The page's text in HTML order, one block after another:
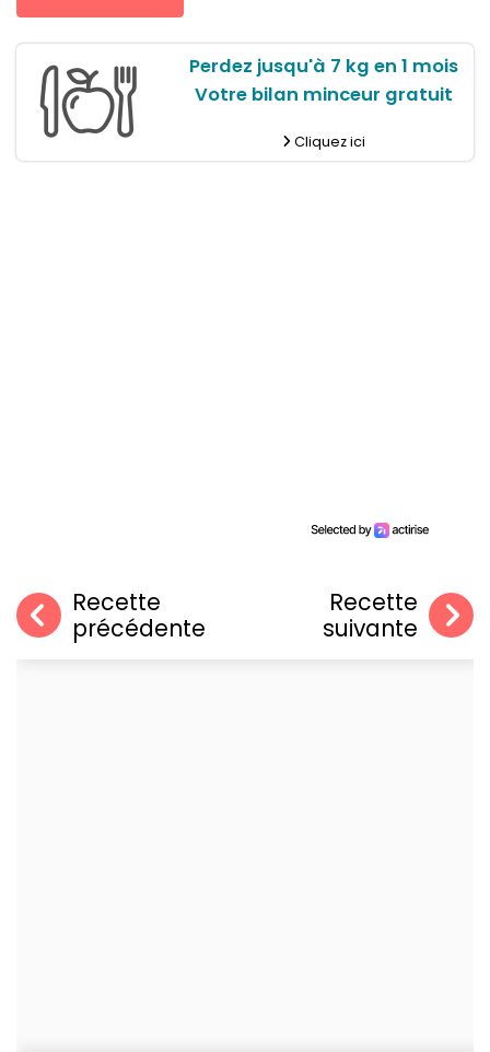
Perdez jusqu'à 7 kg en 1 mois
Votre bilan minceur gratuit
Cliquez ici
Recette
précédente
Recette
suivante